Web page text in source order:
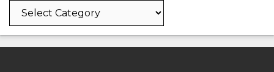
Categories